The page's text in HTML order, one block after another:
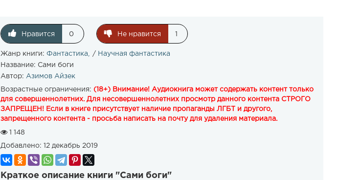
Нравится 0 Не нравится 1
Жанр книги:Фантастика / Научная фантастика
Название: Сами боги
Автор: Азимов Айзек
Возрастные ограничения: (18+) Внимание! Аудиокнига может содержать контент только
для совершеннолетних. Для несовершеннолетних просмотр данного контента СТРОГО
ЗАПРЕЩЕН! Если в книге присутствует наличие пропаганды ЛГБТ и другого,
запрещенного контента - просьба написать на почту для удаления материала.
1 148
Добавлено: 12 декабрь 2019
Краткое описание книги "​​Сами боги"